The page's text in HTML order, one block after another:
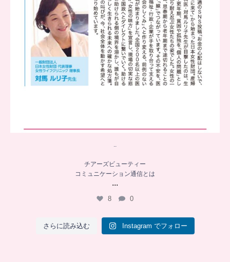
..
チアーズビューティー
コミュニケーション通信とは
...
8 0
さらに読み込む Instagram でフォロー